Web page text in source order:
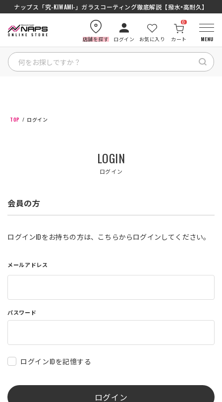
ナップス「究-KIWAMI-」ガラスコーティング徹底解説【撥水×高耐久】
店舗を探す ログイン お気に入り カート
0
MENU
カテゴリから探す
ナップスメンバーズ
店舗を探す
コーポレートサイト
利用規約
商品レビュー利用規約
プライバシーポリシー
TOP ログイン
LOGIN
ログイン
会員の方
ログインIDをお持ちの方は、こちらからログインしてください。
メールアドレス
パスワード
ログインIDを記憶する
ログイン